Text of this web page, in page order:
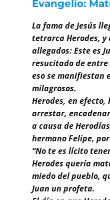
Buscar
Evangelio:
La fama de Jesús
tetrarca Herodes, y
allegados: Este es
resucitado de
eso se manifiestan
milagrosos.
Herodes, en efecto,
arrestar,
a causa de
hermano Felipe,
“No te es lícito
Herodes quería
miedo del pueblo,
Juan un profeta.